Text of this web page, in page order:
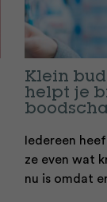
Klein
helpt je
Iedereen
ze even wat
nu is omdat